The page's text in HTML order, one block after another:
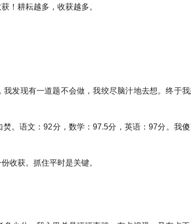
耕耘越多，收获越多。
发现有一道题不会做，我绞尽脑汁地去想。终于
语文：92分，数学：97.5分，英语：97分。我
获。抓住平时是关键。